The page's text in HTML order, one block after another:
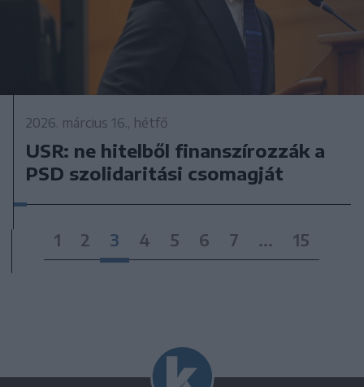
2026. március 16., hétfő
USR: ne hitelből finanszírozzák a
PSD szolidaritási csomagját
1 2 3 4 5 6 7 ... 15